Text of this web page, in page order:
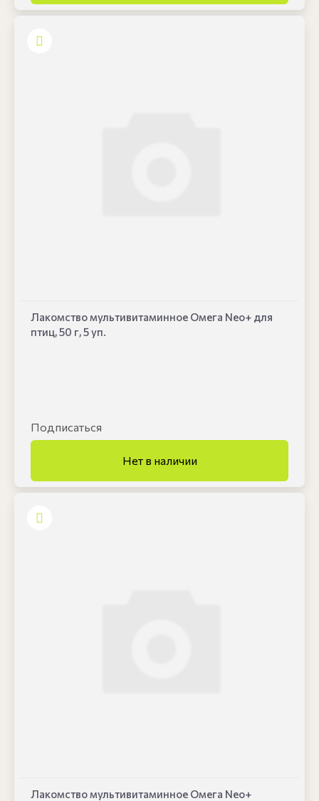
Лакомство мультивитаминное Омега Neo+ для
птиц, 50 г, 5 уп.
Подписаться
Лакомство мультивитаминное Омега Neo+